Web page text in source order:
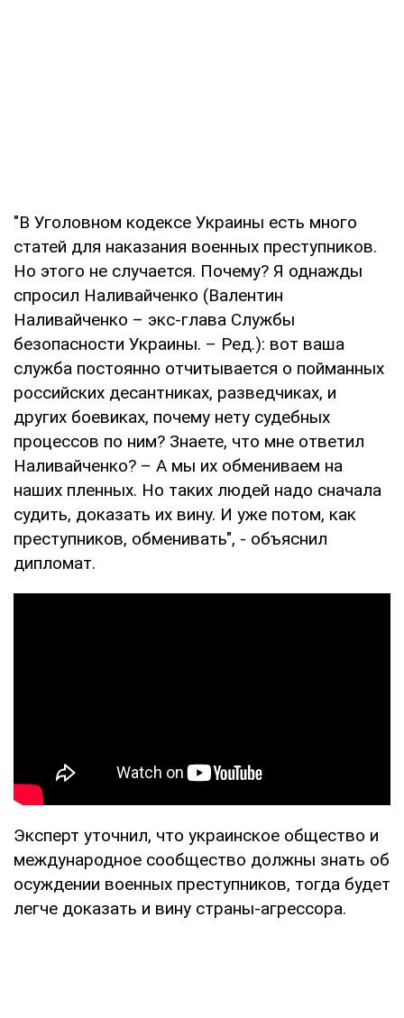
"В Уголовном кодексе Украины есть много
статей для наказания военных преступников.
Но этого не случается. Почему? Я однажды
спросил Наливайченко (Валентин
Наливайченко – экс-глава Службы
безопасности Украины. – Ред.): вот ваша
служба постоянно отчитывается о пойманных
российских десантниках, разведчиках, и
других боевиках, почему нету судебных
процессов по ним? Знаете, что мне ответил
Наливайченко? – А мы их обмениваем на
наших пленных. Но таких людей надо сначала
судить, доказать их вину. И уже потом, как
преступников, обменивать", - объяснил
дипломат.
Эксперт уточнил, что украинское общество и
международное сообщество должны знать об
осуждении военных преступников, тогда будет
легче доказать и вину страны-агрессора.